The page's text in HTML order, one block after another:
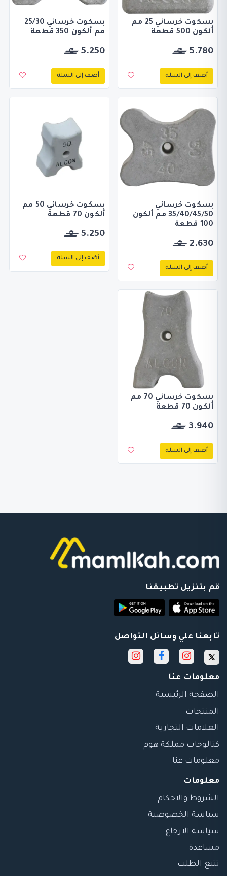
بسكوت خرساني 25 مم
ألكون 500 قطعة
5.780
أضف إلى السلة
بسكوت خرساني 25/30
مم ألكون 350 قطعة
5.250
أضف إلى السلة
بسكوت خرساني
35/40/45/50 مم ألكون
100 قطعة
2.630
أضف إلى السلة
بسكوت خرساني 50 مم
ألكون 70 قطعة
5.250
أضف إلى السلة
بسكوت خرساني 70 مم
ألكون 70 قطعة
3.940
أضف إلى السلة
قم بتنزيل تطبيقنا
تابعنا علي وسائل التواصل
معلومات عنا
الصفحة الرئيسية
المنتجات
العلامات التجارية
كتالوجات مملكة هوم
معلومات عنا
معلومات
الشروط والاحكام
سياسة الخصوصية
سياسة الارجاع
مساعدة
تتبع الطلب